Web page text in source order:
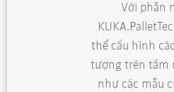
Với phần
thể cấu hình
tượng trên tấm
như các mẫu